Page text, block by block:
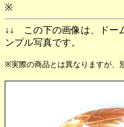
※
↓↓ この下の画像は、ドー
ンプル写真です。
※実際の商品とは異なりますが、